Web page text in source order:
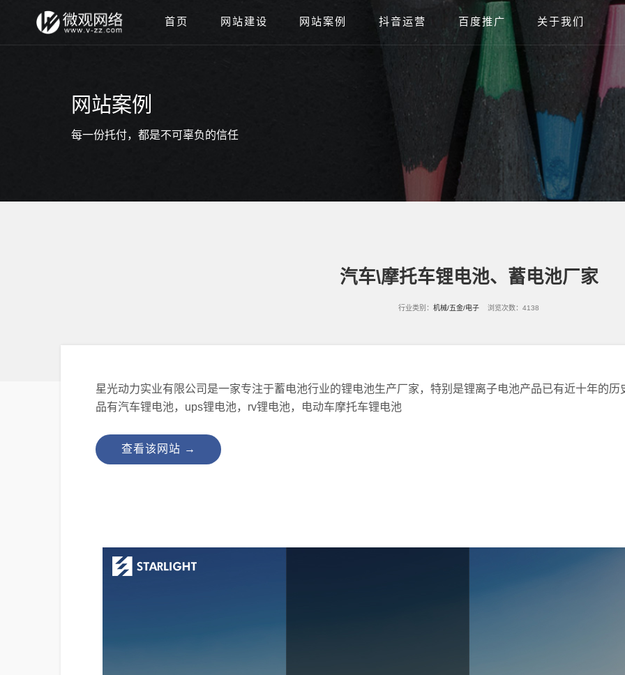
首页 网站建设 网站案例 抖音运营 百度推广 关于我们
网站案例
每一份托付，都是不可辜负的信任
汽车\摩托车锂电池、蓄电池厂家
行业类别： 机械/五金/电子 浏览次数：4138
星光动力实业有限公司是一家专注于蓄电池行业的锂电池生产厂家，特别是锂离子电池产品已有近十年的历
品有汽车锂电池，ups锂电池，rv锂电池，电动车摩托车锂电池
查看该网站 →